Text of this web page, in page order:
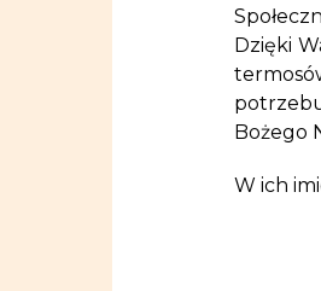
Dzięki
Bożego
W ich